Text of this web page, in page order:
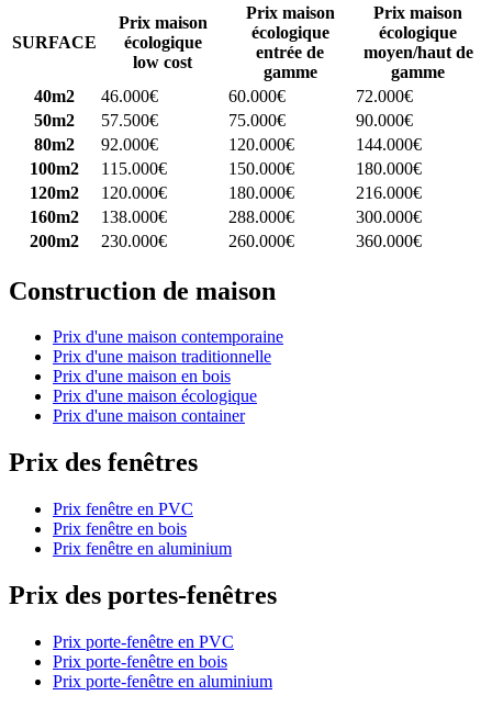
SURFACE
Prix maison
écologique
low cost
Prix maison
écologique
entrée de
gamme
Prix maison
écologique
moyen/haut de
gamme
40m2
46.000€ 60.000€
72.000€
50m2
57.500€ 75.000€
90.000€
80m2
92.000€ 120.000€
144.000€
100m2
115.000€ 150.000€
180.000€
120m2
120.000€ 180.000€
216.000€
160m2
138.000€ 288.000€
300.000€
200m2
230.000€ 260.000€ 360.000€
Construction de maison
Prix d'une maison contemporaine
Prix d'une maison traditionnelle
Prix d'une maison en bois
Prix d'une maison écologique
Prix d'une maison container
Prix des fenêtres
Prix fenêtre en PVC
Prix fenêtre en bois
Prix fenêtre en aluminium
Prix des portes-fenêtres
Prix porte-fenêtre en PVC
Prix porte-fenêtre en bois
Prix porte-fenêtre en aluminium